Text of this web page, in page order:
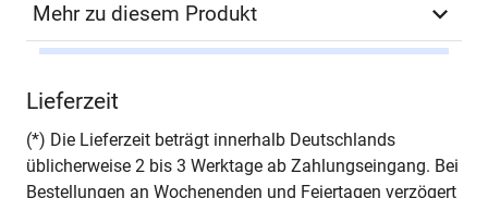
Mehr zu diesem Produkt
Seiten
Jahr Hamburg 2011
Lieferzeit
(*) Die Lieferzeit beträgt innerhalb Deutschlands
üblicherweise 2 bis 3 Werktage ab Zahlungseingang. Bei
Bestellungen an Wochenenden und Feiertagen verzögert